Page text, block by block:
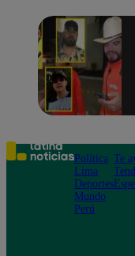
Política
Lima
Deportes
Mundo
Perú
Te